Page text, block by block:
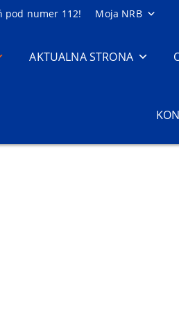
pod numer 112! Moja NRB
AKTUALNA STRONA